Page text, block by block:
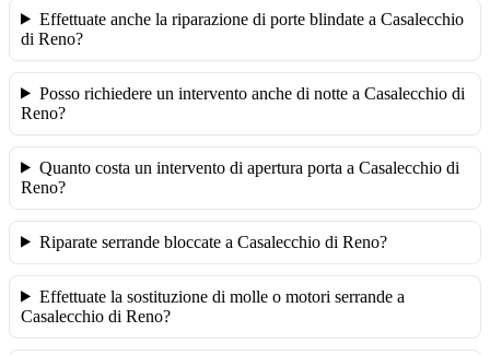
Effettuate anche la riparazione di porte blindate a Casalecchio
di Reno?
Posso richiedere un intervento anche di notte a Casalecchio di
Reno?
Quanto costa un intervento di apertura porta a Casalecchio di
Reno?
Riparate serrande bloccate a Casalecchio di Reno?
Effettuate la sostituzione di molle o motori serrande a
Casalecchio di Reno?